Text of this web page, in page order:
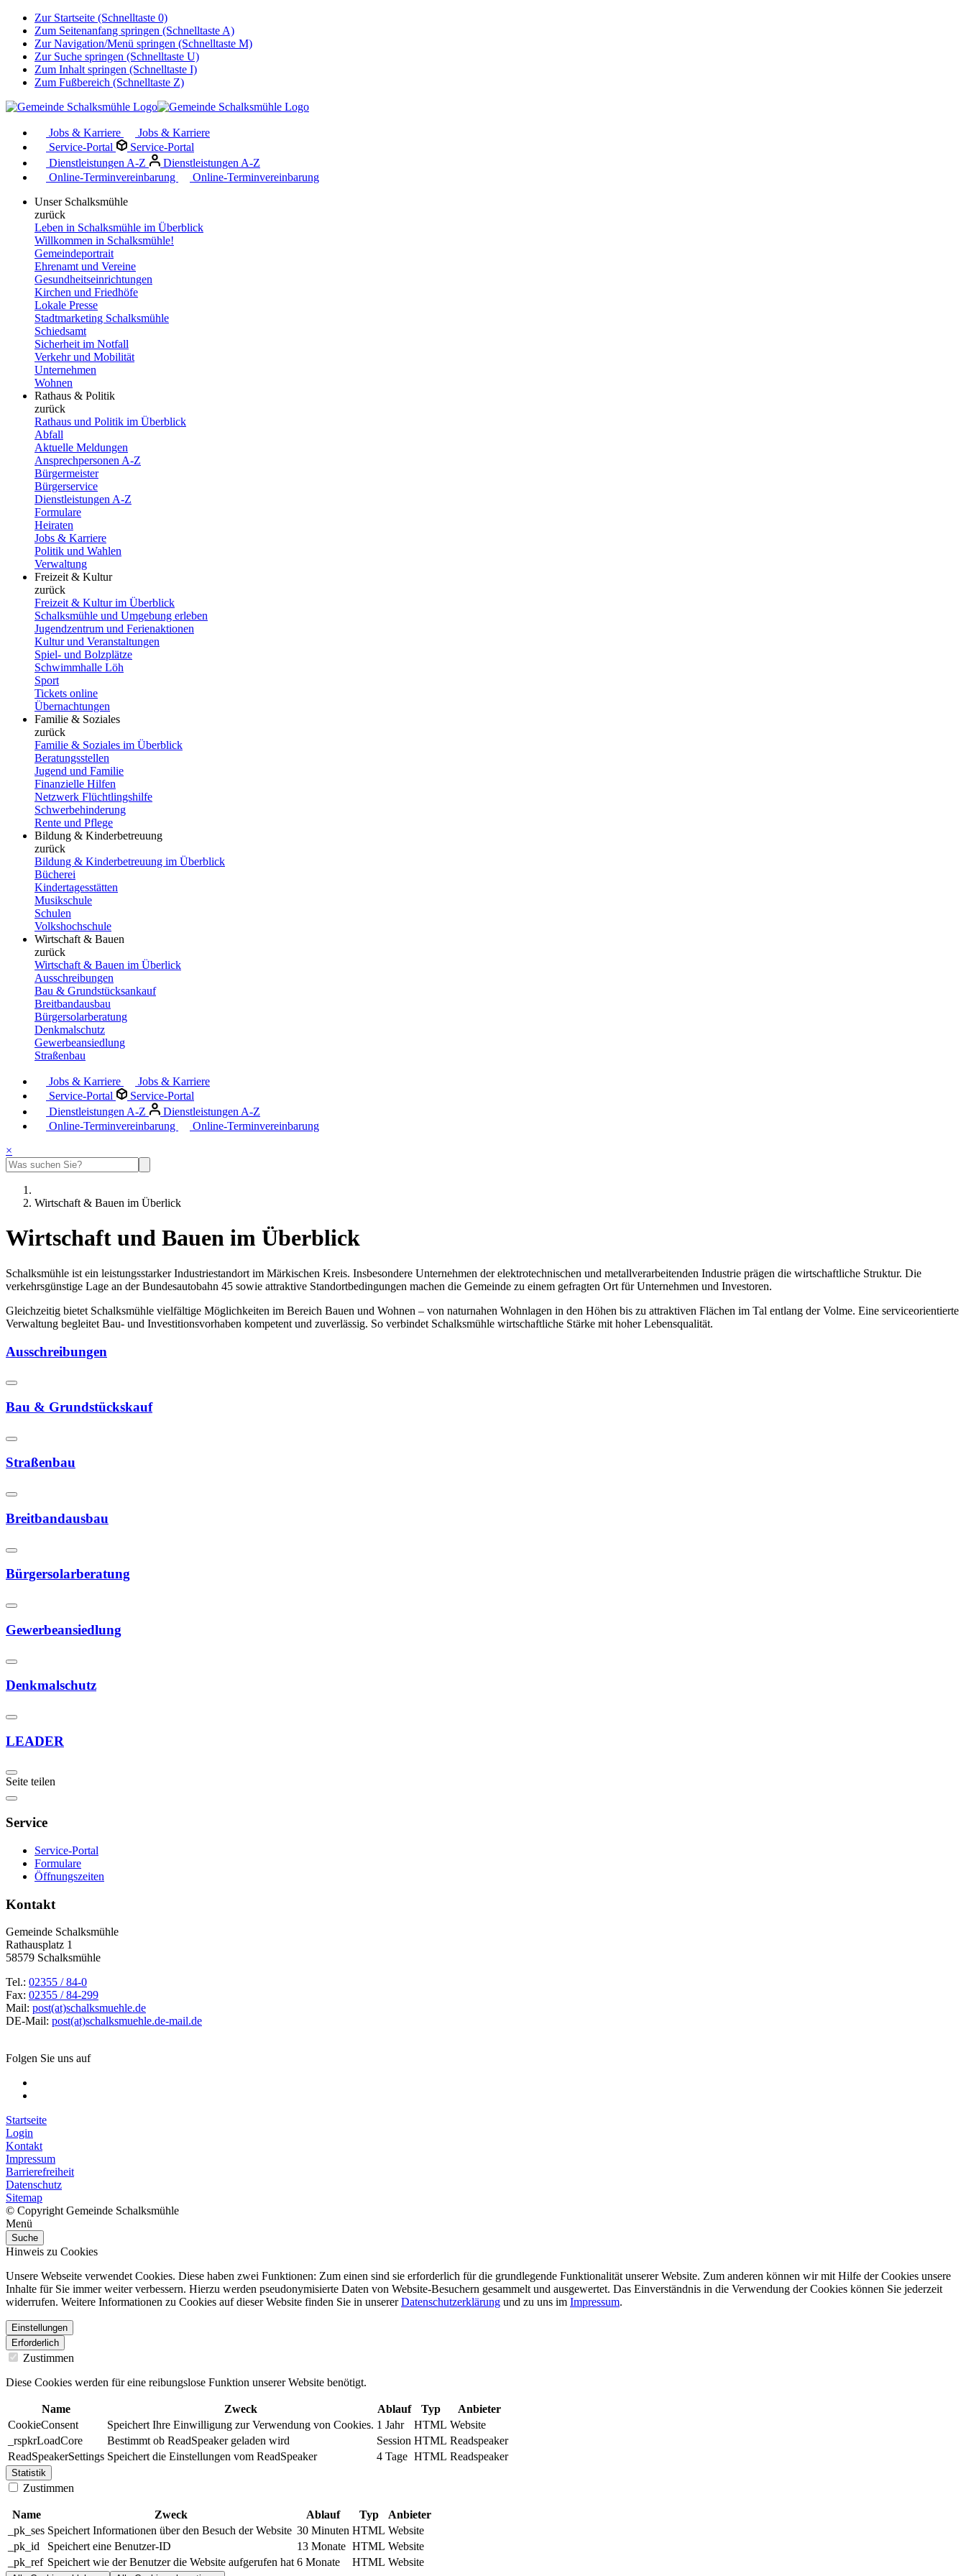
Zur Startseite (Schnelltaste 0)
Zum Seitenanfang springen (Schnelltaste A)
Zur Navigation/Menü springen (Schnelltaste M)
Zur Suche springen (Schnelltaste U)
Zum Inhalt springen (Schnelltaste I)
Zum Fußbereich (Schnelltaste Z)
Jobs & Karriere
Jobs & Karriere
Service-Portal
Service-Portal
Dienstleistungen A-Z
Dienstleistungen A-Z
Online-Terminvereinbarung
Online-Terminvereinbarung
Unser Schalksmühle
zurück
Leben in Schalksmühle im Überblick
Willkommen in Schalksmühle!
Gemeindeportrait
Ehrenamt und Vereine
Gesundheitseinrichtungen
Kirchen und Friedhöfe
Lokale Presse
Stadtmarketing Schalksmühle
Schiedsamt
Sicherheit im Notfall
Verkehr und Mobilität
Unternehmen
Wohnen
Rathaus & Politik
zurück
Rathaus und Politik im Überblick
Abfall
Aktuelle Meldungen
Ansprechpersonen A-Z
Bürgermeister
Bürgerservice
Dienstleistungen A-Z
Formulare
Heiraten
Jobs & Karriere
Politik und Wahlen
Verwaltung
Freizeit & Kultur
zurück
Freizeit & Kultur im Überblick
Schalksmühle und Umgebung erleben
Jugendzentrum und Ferienaktionen
Kultur und Veranstaltungen
Spiel- und Bolzplätze
Schwimmhalle Löh
Sport
Tickets online
Übernachtungen
Familie & Soziales
zurück
Familie & Soziales im Überblick
Beratungsstellen
Jugend und Familie
Finanzielle Hilfen
Netzwerk Flüchtlingshilfe
Schwerbehinderung
Rente und Pflege
Bildung & Kinderbetreuung
zurück
Bildung & Kinderbetreuung im Überblick
Bücherei
Kindertagesstätten
Musikschule
Schulen
Volkshochschule
Wirtschaft & Bauen
zurück
Wirtschaft & Bauen im Überlick
Ausschreibungen
Bau & Grundstücksankauf
Breitbandausbau
Bürgersolarberatung
Denkmalschutz
Gewerbeansiedlung
Straßenbau
Jobs & Karriere
Jobs & Karriere
Service-Portal
Service-Portal
Dienstleistungen A-Z
Dienstleistungen A-Z
Online-Terminvereinbarung
Online-Terminvereinbarung
×
Wirtschaft & Bauen im Überlick
Wirtschaft und Bauen im Überblick
Schalksmühle ist ein leistungsstarker Industriestandort im Märkischen Kreis. Insbesondere Unternehmen der elektrotechnischen und metallverarbeitenden Industrie prägen die wirtschaftliche Struktur. Die
verkehrsgünstige Lage an der Bundesautobahn 45 sowie attraktive Standortbedingungen machen die Gemeinde zu einem gefragten Ort für Unternehmen und Investoren.
Gleichzeitig bietet Schalksmühle vielfältige Möglichkeiten im Bereich Bauen und Wohnen – von naturnahen Wohnlagen in den Höhen bis zu attraktiven Flächen im Tal entlang der Volme. Eine serviceorientierte
Verwaltung begleitet Bau- und Investitionsvorhaben kompetent und zuverlässig. So verbindet Schalksmühle wirtschaftliche Stärke mit hoher Lebensqualität.
Ausschreibungen
Bau & Grundstückskauf
Straßenbau
Breitbandausbau
Bürgersolarberatung
Gewerbeansiedlung
Denkmalschutz
LEADER
Seite teilen
Service
Service-Portal
Formulare
Öffnungszeiten
Kontakt
Gemeinde Schalksmühle
Rathausplatz 1
58579 Schalksmühle
Tel.: 02355 / 84-0
Fax: 02355 / 84-299
Mail: post(at)schalksmuehle.de
DE-Mail: post(at)schalksmuehle.de-mail.de
Folgen Sie uns auf
Startseite
Login
Kontakt
Impressum
Barrierefreiheit
Datenschutz
Sitemap
© Copyright Gemeinde Schalksmühle
Menü
Suche
Hinweis zu Cookies
Unsere Webseite verwendet Cookies. Diese haben zwei Funktionen: Zum einen sind sie erforderlich für die grundlegende Funktionalität unserer Website. Zum anderen können wir mit Hilfe der Cookies unsere
Inhalte für Sie immer weiter verbessern. Hierzu werden pseudonymisierte Daten von Website-Besuchern gesammelt und ausgewertet. Das Einverständnis in die Verwendung der Cookies können Sie jederzeit
widerrufen. Weitere Informationen zu Cookies auf dieser Website finden Sie in unsererDatenschutzerklärung und zu uns im Impressum.
Einstellungen
Erforderlich
Zustimmen
Diese Cookies werden für eine reibungslose Funktion unserer Website benötigt.
Name Zweck Ablauf Typ
Anbieter
CookieConsent
Speichert Ihre Einwilligung zur Verwendung von Cookies. 1 Jahr HTML Website
_rspkrLoadCore
Bestimmt ob ReadSpeaker geladen wird Session HTML Readspeaker
ReadSpeakerSettings Speichert die Einstellungen vom ReadSpeaker 4 Tage HTML Readspeaker
Statistik
Zustimmen
Name Zweck Ablauf Typ
Anbieter
_pk_ses Speichert Informationen über den Besuch der Website 30 Minuten HTML Website
_pk_id
Speichert eine Benutzer-ID 13 Monate HTML Website
_pk_ref Speichert wie der Benutzer die Website aufgerufen hat 6 Monate HTML Website